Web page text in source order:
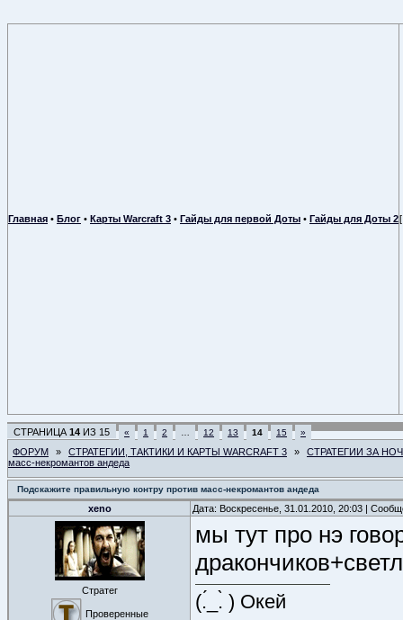
Главная • Блог • Карты Warcraft 3 • Гайды для первой Доты • Гайды для Доты 2
СТРАНИЦА 14 ИЗ 15 « 1 2 12 13 14 15 »
ФОРУМ » СТРАТЕГИИ, ТАКТИКИ И КАРТЫ WARCRAFT 3 »
СТРАТЕГИИ ЗА
масс-некромантов андеда
Подскажите правильную контру против масс-некромантов андеда
xeno Дата: Воскресенье, 31.01.2010, 20:03 |
Стратег
Проверенные
мы тут про нэ
(.́_.̀ ) Окей